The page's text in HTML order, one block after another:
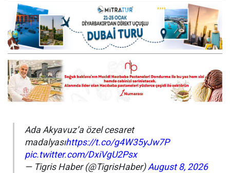
Ada Akyavuz’a özel cesaret
madalyasıhttps://t.co/g4W35yJw7P
pic.twitter.com/DxiVgU2Psx
— Tigris Haber (@TigrisHaber)August 8, 2026